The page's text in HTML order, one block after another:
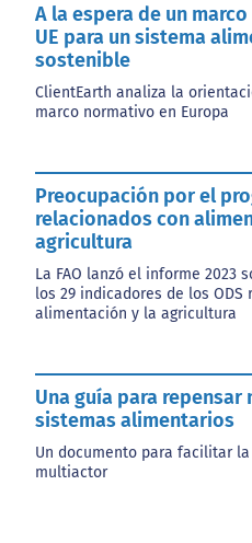
A la espera de un
UE para un sistema
sostenible
ClientEarth analiza la
marco normativo en Europa
Preocupación por el
relacionados con
agricultura
La FAO lanzó el informe 2023
los 29 indicadores de los ODS
alimentación y la agricultura
Una guía para repensar
sistemas alimentarios
Un documento para facilitar
multiactor